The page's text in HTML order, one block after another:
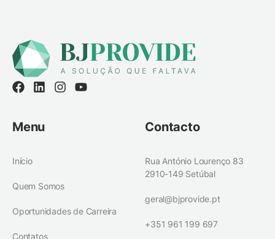
Menu
Início
Quem Somos
Oportunidades de Carreira
Contatos
Contacto
Rua António Lourenço 83
2910-149 Setúbal
geral@bjprovide.pt
+351 961 199 697